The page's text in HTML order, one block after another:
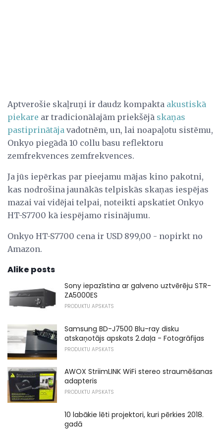
Aptverošie skaļruņi ir daudz kompakta akustiskā
piekare ar tradicionālajām priekšējā skaņas
pastiprinātāja vadotnēm, un, lai noapaļotu sistēmu,
Onkyo piegādā 10 collu basu reflektoru
zemfrekvences zemfrekvences.
Ja jūs iepērkas par pieejamu mājas kino pakotni,
kas nodrošina jaunākās telpiskās skaņas iespējas
mazai vai vidējai telpai, noteikti apskatiet Onkyo
HT-S7700 kā iespējamo risinājumu.
Onkyo HT-S7700 cena ir USD 899,00 - nopirkt no
Amazon.
Alike posts
Sony iepazīstina ar galveno uztvērēju STR-
ZA5000ES
PRODUKTU APSKATS
Samsung BD-J7500 Blu-ray disku
atskaņotājs apskats 2.daļa - Fotogrāfijas
PRODUKTU APSKATS
AWOX StriimLINK WiFi stereo straumēšanas
adapteris
PRODUKTU APSKATS
10 labākie lēti projektori, kuri pērkies 2018.
gadā